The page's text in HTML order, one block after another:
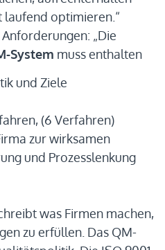
laufend optimieren.“
„Die
System muss enthalten
und Ziele
(6 Verfahren)
zur wirksamen
und Prozesslenkung
was Firmen machen,
zu erfüllen. Das QM-